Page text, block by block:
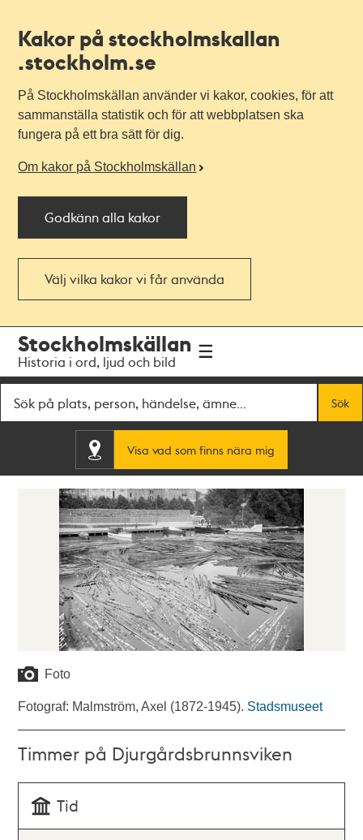
Kakor på stockholmskallan
.stockholm.se
På Stockholmskällan använder vi kakor, cookies, för att
sammanställa statistik och för att webbplatsen ska
fungera på ett bra sätt för dig.
Om kakor på Stockholmskällan
Godkänn alla kakor
Välj vilka kakor vi får använda
navigationen
huvudinnehållet
Stockholmskällan
Historia i ord, ljud och bild
Sök
Visa vad som finns nära mig
Foto
Fotograf: Malmström, Axel (1872-1945). Stadsmuseet
Timmer på Djurgårdsbrunnsviken
Tid